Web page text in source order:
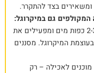
גם במיקרוגל:
מניחים את הפולים בקערה עם 2-3 כפות מים ומפעילים את
דקות, תלוי בעוצמת המיקרוגל. מסננים
לאכילה – רק